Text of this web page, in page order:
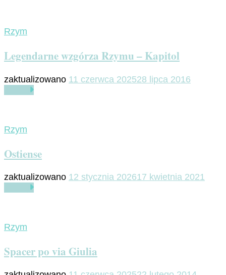
Rzym
Legendarne wzgórza Rzymu – Kapitol
zaktualizowano 11 czerwca 202528 lipca 2016
Rzym
Ostiense
zaktualizowano 12 stycznia 202617 kwietnia 2021
Rzym
Spacer po via Giulia